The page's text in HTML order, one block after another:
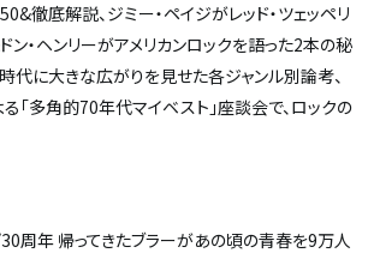
徹底解説、ジミー・ペイジがレッド・ツェッペリ
ドン・ヘンリーがアメリカンロックを語った2本の秘
代に大きな広がりを見せた各ジャンル別論考、
「多角的70年代マイベスト」座談会で、ロックの
周年―― 帰ってきたブラーがあの頃の青春を9万人